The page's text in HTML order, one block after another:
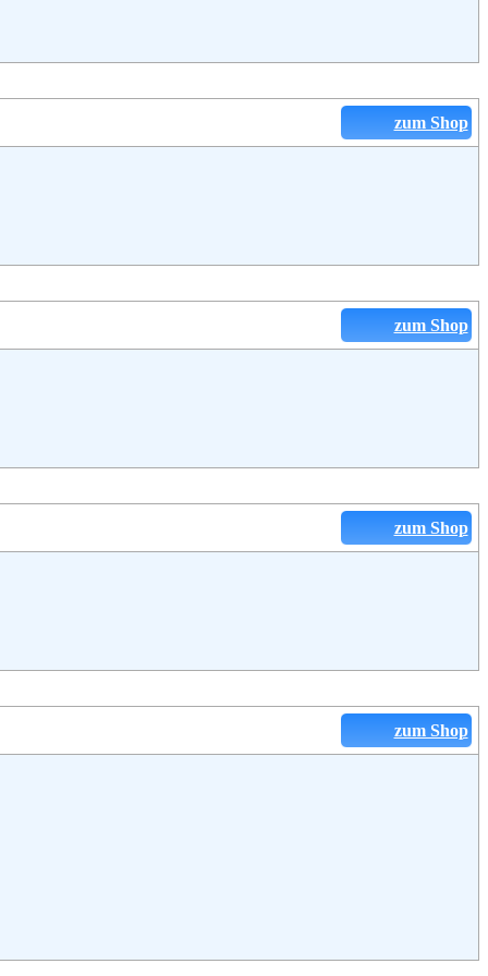
zum Shop
zum Shop
zum Shop
zum Shop